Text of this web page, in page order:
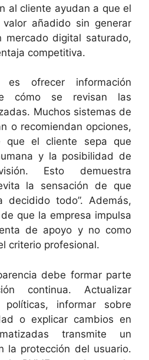
al cliente ayudan a que el
añadido sin generar
mercado digital saturado,
competitiva.
ofrecer información
cómo se revisan las
Muchos sistemas de
o recomiendan opciones,
que el cliente sepa que
y la posibilidad de
Esto demuestra
la sensación de que
decidido todo”. Además,
que la empresa impulsa
de apoyo y no como
criterio profesional.
debe formar parte
continua. Actualizar
políticas, informar sobre
o explicar cambios en
transmite un
la protección del usuario.